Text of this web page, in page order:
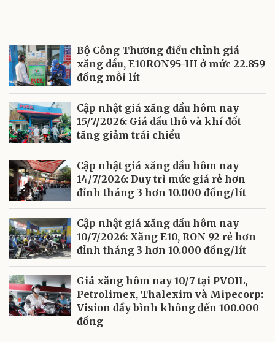
Bộ Công Thương điều chỉnh giá
xăng dầu, E10RON95-III ở mức 22.859
đồng mỗi lít
Cập nhật giá xăng dầu hôm nay
15/7/2026: Giá dầu thô và khí đốt
tăng giảm trái chiều
Cập nhật giá xăng dầu hôm nay
14/7/2026: Duy trì mức giá rẻ hơn
đỉnh tháng 3 hơn 10.000 đồng/lít
Cập nhật giá xăng dầu hôm nay
10/7/2026: Xăng E10, RON 92 rẻ hơn
đỉnh tháng 3 hơn 10.000 đồng/lít
Giá xăng hôm nay 10/7 tại PVOIL,
Petrolimex, Thalexim và Mipecorp:
Vision đầy bình không đến 100.000
đồng